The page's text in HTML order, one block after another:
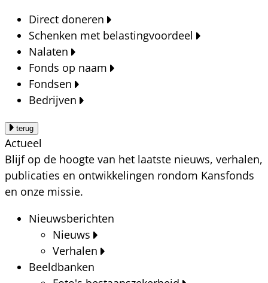
Direct doneren
Schenken met belastingvoordeel
Nalaten
Fonds op naam
Fondsen
Bedrijven
terug
Actueel
Blijf op de hoogte van het laatste nieuws, verhalen,
publicaties en ontwikkelingen rondom Kansfonds
en onze missie.
Nieuwsberichten
Nieuws
Verhalen
Beeldbanken